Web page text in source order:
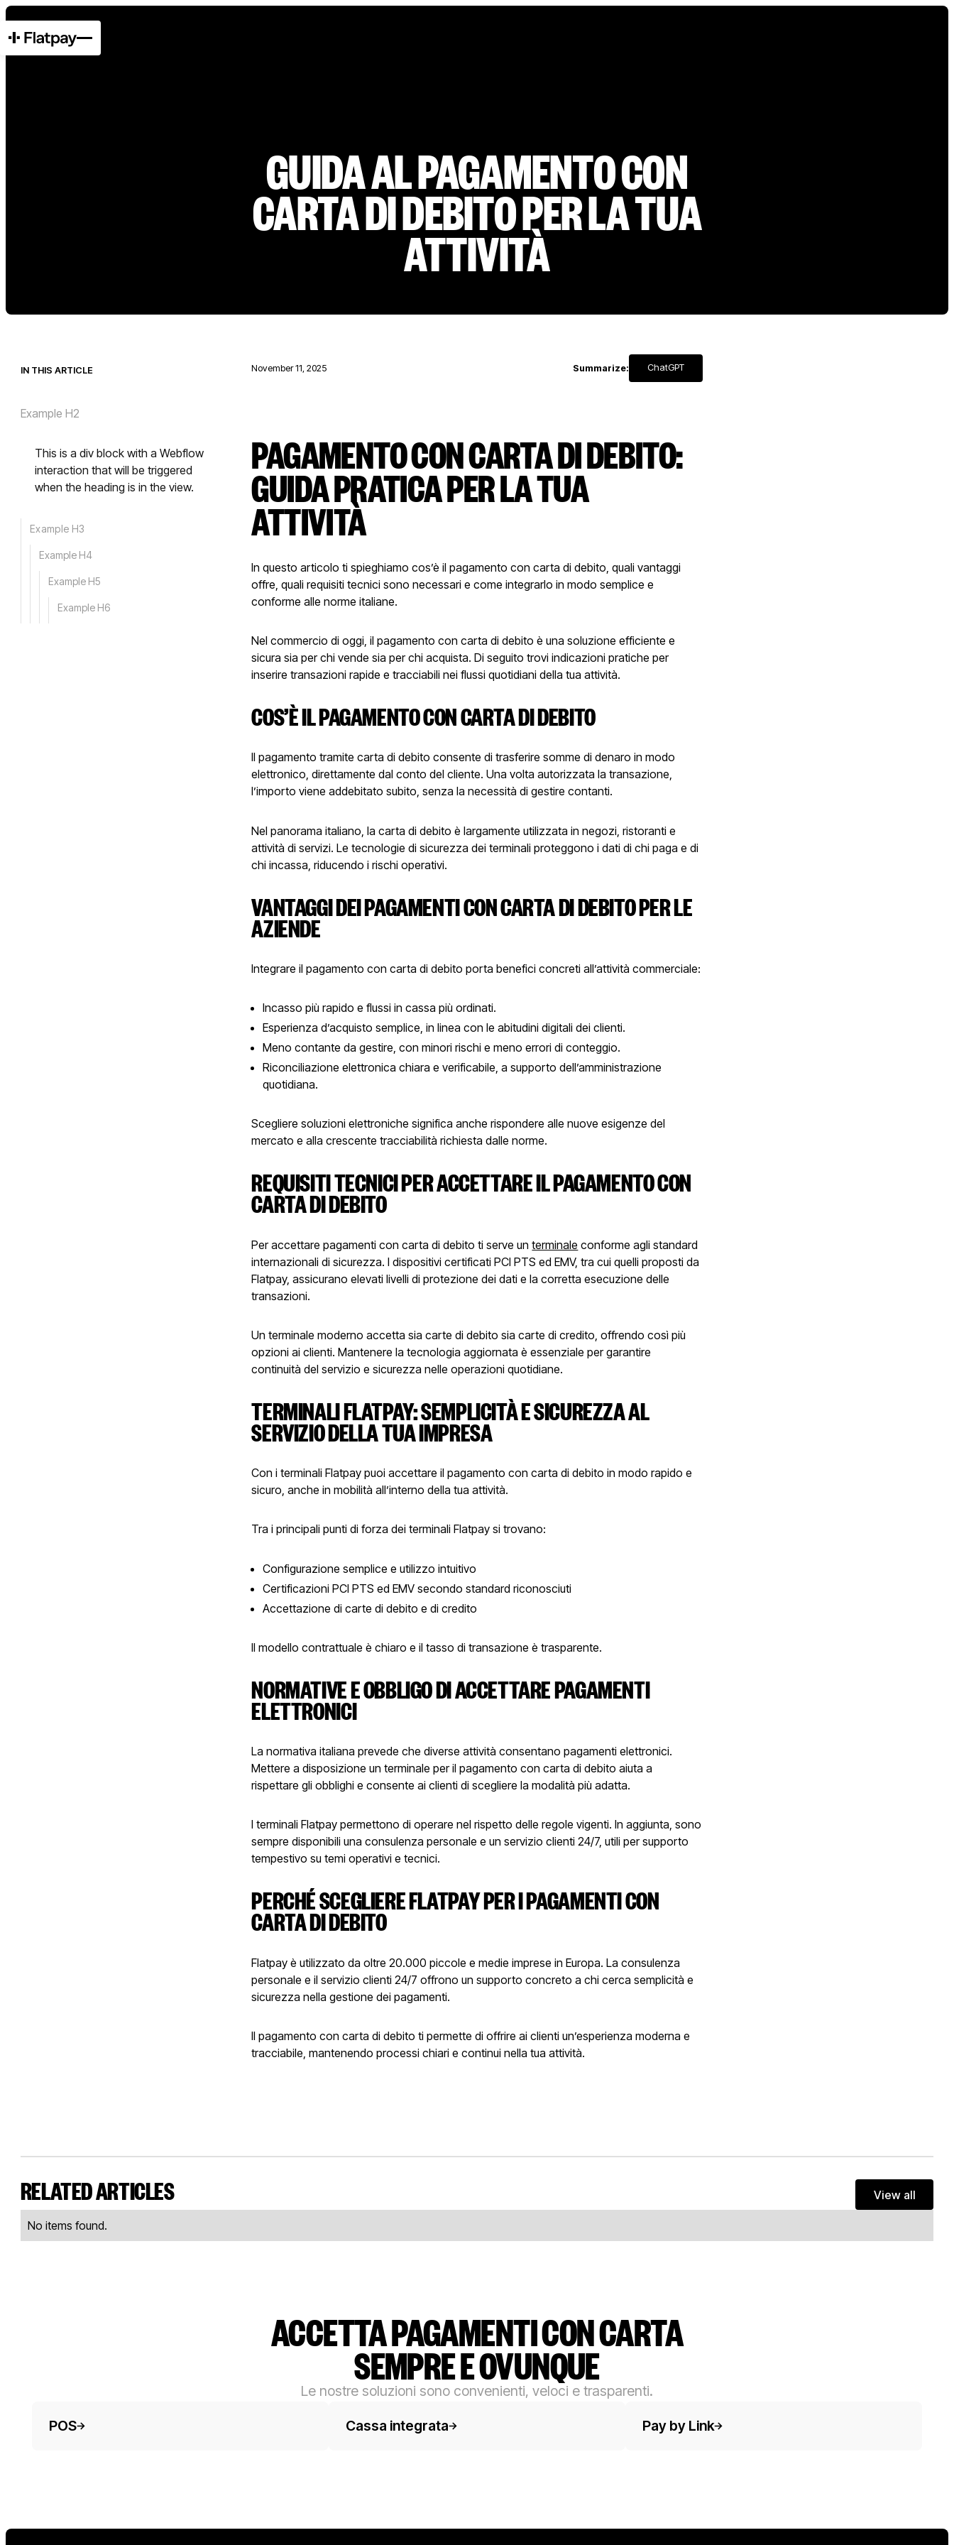
GUIDA AL PAGAMENTO CON
CARTA DI DEBITO PER LA TUA
ATTIVITÀ
IN THIS ARTICLE
Example H2
This is a div block with a Webflow
interaction that will be triggered
when the heading is in the view.
Example H3
Example H4
Example H5
Example H6
November 11, 2025 Summarize: ChatGPT
PAGAMENTO CON CARTA DI DEBITO:
GUIDA PRATICA PER LA TUA
ATTIVITÀ
In questo articolo ti spieghiamo cos’è il pagamento con carta di debito, quali vantaggi
offre, quali requisiti tecnici sono necessari e come integrarlo in modo semplice e
conforme alle norme italiane.
Nel commercio di oggi, il pagamento con carta di debito è una soluzione efficiente e
sicura sia per chi vende sia per chi acquista. Di seguito trovi indicazioni pratiche per
inserire transazioni rapide e tracciabili nei flussi quotidiani della tua attività.
COS’È IL PAGAMENTO CON CARTA DI DEBITO
Il pagamento tramite carta di debito consente di trasferire somme di denaro in modo
elettronico, direttamente dal conto del cliente. Una volta autorizzata la transazione,
l’importo viene addebitato subito, senza la necessità di gestire contanti.
Nel panorama italiano, la carta di debito è largamente utilizzata in negozi, ristoranti e
attività di servizi. Le tecnologie di sicurezza dei terminali proteggono i dati di chi paga e di
chi incassa, riducendo i rischi operativi.
VANTAGGI DEI PAGAMENTI CON CARTA DI DEBITO PER LE
AZIENDE
Integrare il pagamento con carta di debito porta benefici concreti all’attività commerciale:
Incasso più rapido e flussi in cassa più ordinati.
Esperienza d’acquisto semplice, in linea con le abitudini digitali dei clienti.
Meno contante da gestire, con minori rischi e meno errori di conteggio.
Riconciliazione elettronica chiara e verificabile, a supporto dell’amministrazione
quotidiana.
Scegliere soluzioni elettroniche significa anche rispondere alle nuove esigenze del
mercato e alla crescente tracciabilità richiesta dalle norme.
REQUISITI TECNICI PER ACCETTARE IL PAGAMENTO CON
CARTA DI DEBITO
Per accettare pagamenti con carta di debito ti serve unterminale conforme agli standard
internazionali di sicurezza. I dispositivi certificati PCI PTS ed EMV, tra cui quelli proposti da
Flatpay, assicurano elevati livelli di protezione dei dati e la corretta esecuzione delle
transazioni.
Un terminale moderno accetta sia carte di debito sia carte di credito, offrendo così più
opzioni ai clienti. Mantenere la tecnologia aggiornata è essenziale per garantire
continuità del servizio e sicurezza nelle operazioni quotidiane.
TERMINALI FLATPAY: SEMPLICITÀ E SICUREZZA AL
SERVIZIO DELLA TUA IMPRESA
Con i terminali Flatpay puoi accettare il pagamento con carta di debito in modo rapido e
sicuro, anche in mobilità all’interno della tua attività.
Tra i principali punti di forza dei terminali Flatpay si trovano:
Configurazione semplice e utilizzo intuitivo
Certificazioni PCI PTS ed EMV secondo standard riconosciuti
Accettazione di carte di debito e di credito
Il modello contrattuale è chiaro e il tasso di transazione è trasparente.
NORMATIVE E OBBLIGO DI ACCETTARE PAGAMENTI
ELETTRONICI
La normativa italiana prevede che diverse attività consentano pagamenti elettronici.
Mettere a disposizione un terminale per il pagamento con carta di debito aiuta a
rispettare gli obblighi e consente ai clienti di scegliere la modalità più adatta.
I terminali Flatpay permettono di operare nel rispetto delle regole vigenti. In aggiunta, sono
sempre disponibili una consulenza personale e un servizio clienti 24/7, utili per supporto
tempestivo su temi operativi e tecnici.
PERCHÉ SCEGLIERE FLATPAY PER I PAGAMENTI CON
CARTA DI DEBITO
Flatpay è utilizzato da oltre 20.000 piccole e medie imprese in Europa. La consulenza
personale e il servizio clienti 24/7 offrono un supporto concreto a chi cerca semplicità e
sicurezza nella gestione dei pagamenti.
Il pagamento con carta di debito ti permette di offrire ai clienti un’esperienza moderna e
tracciabile, mantenendo processi chiari e continui nella tua attività.
RELATED ARTICLES
View all
View all
No items found.
ACCETTA PAGAMENTI CON CARTA
SEMPRE E OVUNQUE
Le nostre soluzioni sono convenienti, veloci e trasparenti.
POS Cassa integrata Pay by Link